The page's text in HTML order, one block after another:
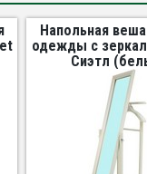
Напольная
одежды с
Сиэтл